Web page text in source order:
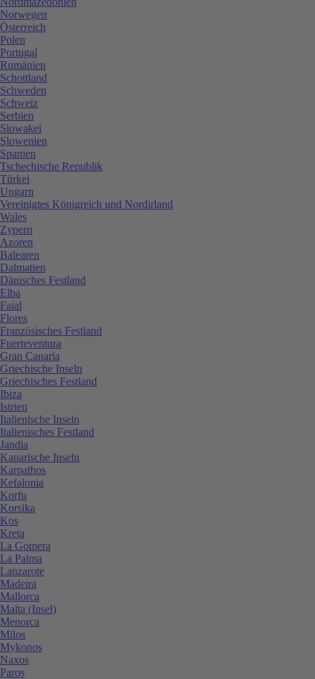
Norwegen
Österreich
Polen
Portugal
Rumänien
Schottland
Schweden
Schweiz
Serbien
Slowakei
Slowenien
Spanien
Tschechische Republik
Türkei
Ungarn
Vereinigtes Königreich und Nordirland
Wales
Zypern
Azoren
Balearen
Dalmatien
Dänisches Festland
Elba
Faial
Flores
Französisches Festland
Fuerteventura
Gran Canaria
Griechische Inseln
Griechisches Festland
Ibiza
Istrien
Italienische Inseln
Italienisches Festland
Jandia
Kanarische Inseln
Karpathos
Kefalonia
Korfu
Korsika
Kos
Kreta
La Gomera
La Palma
Lanzarote
Madeira
Mallorca
Malta (Insel)
Menorca
Milos
Mykonos
Naxos
Paros